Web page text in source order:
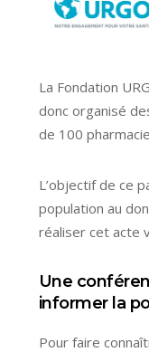
La Fondation
donc organisé
de 100
L’objectif de ce
population au
réaliser cet acte
Une
informer la
Pour faire